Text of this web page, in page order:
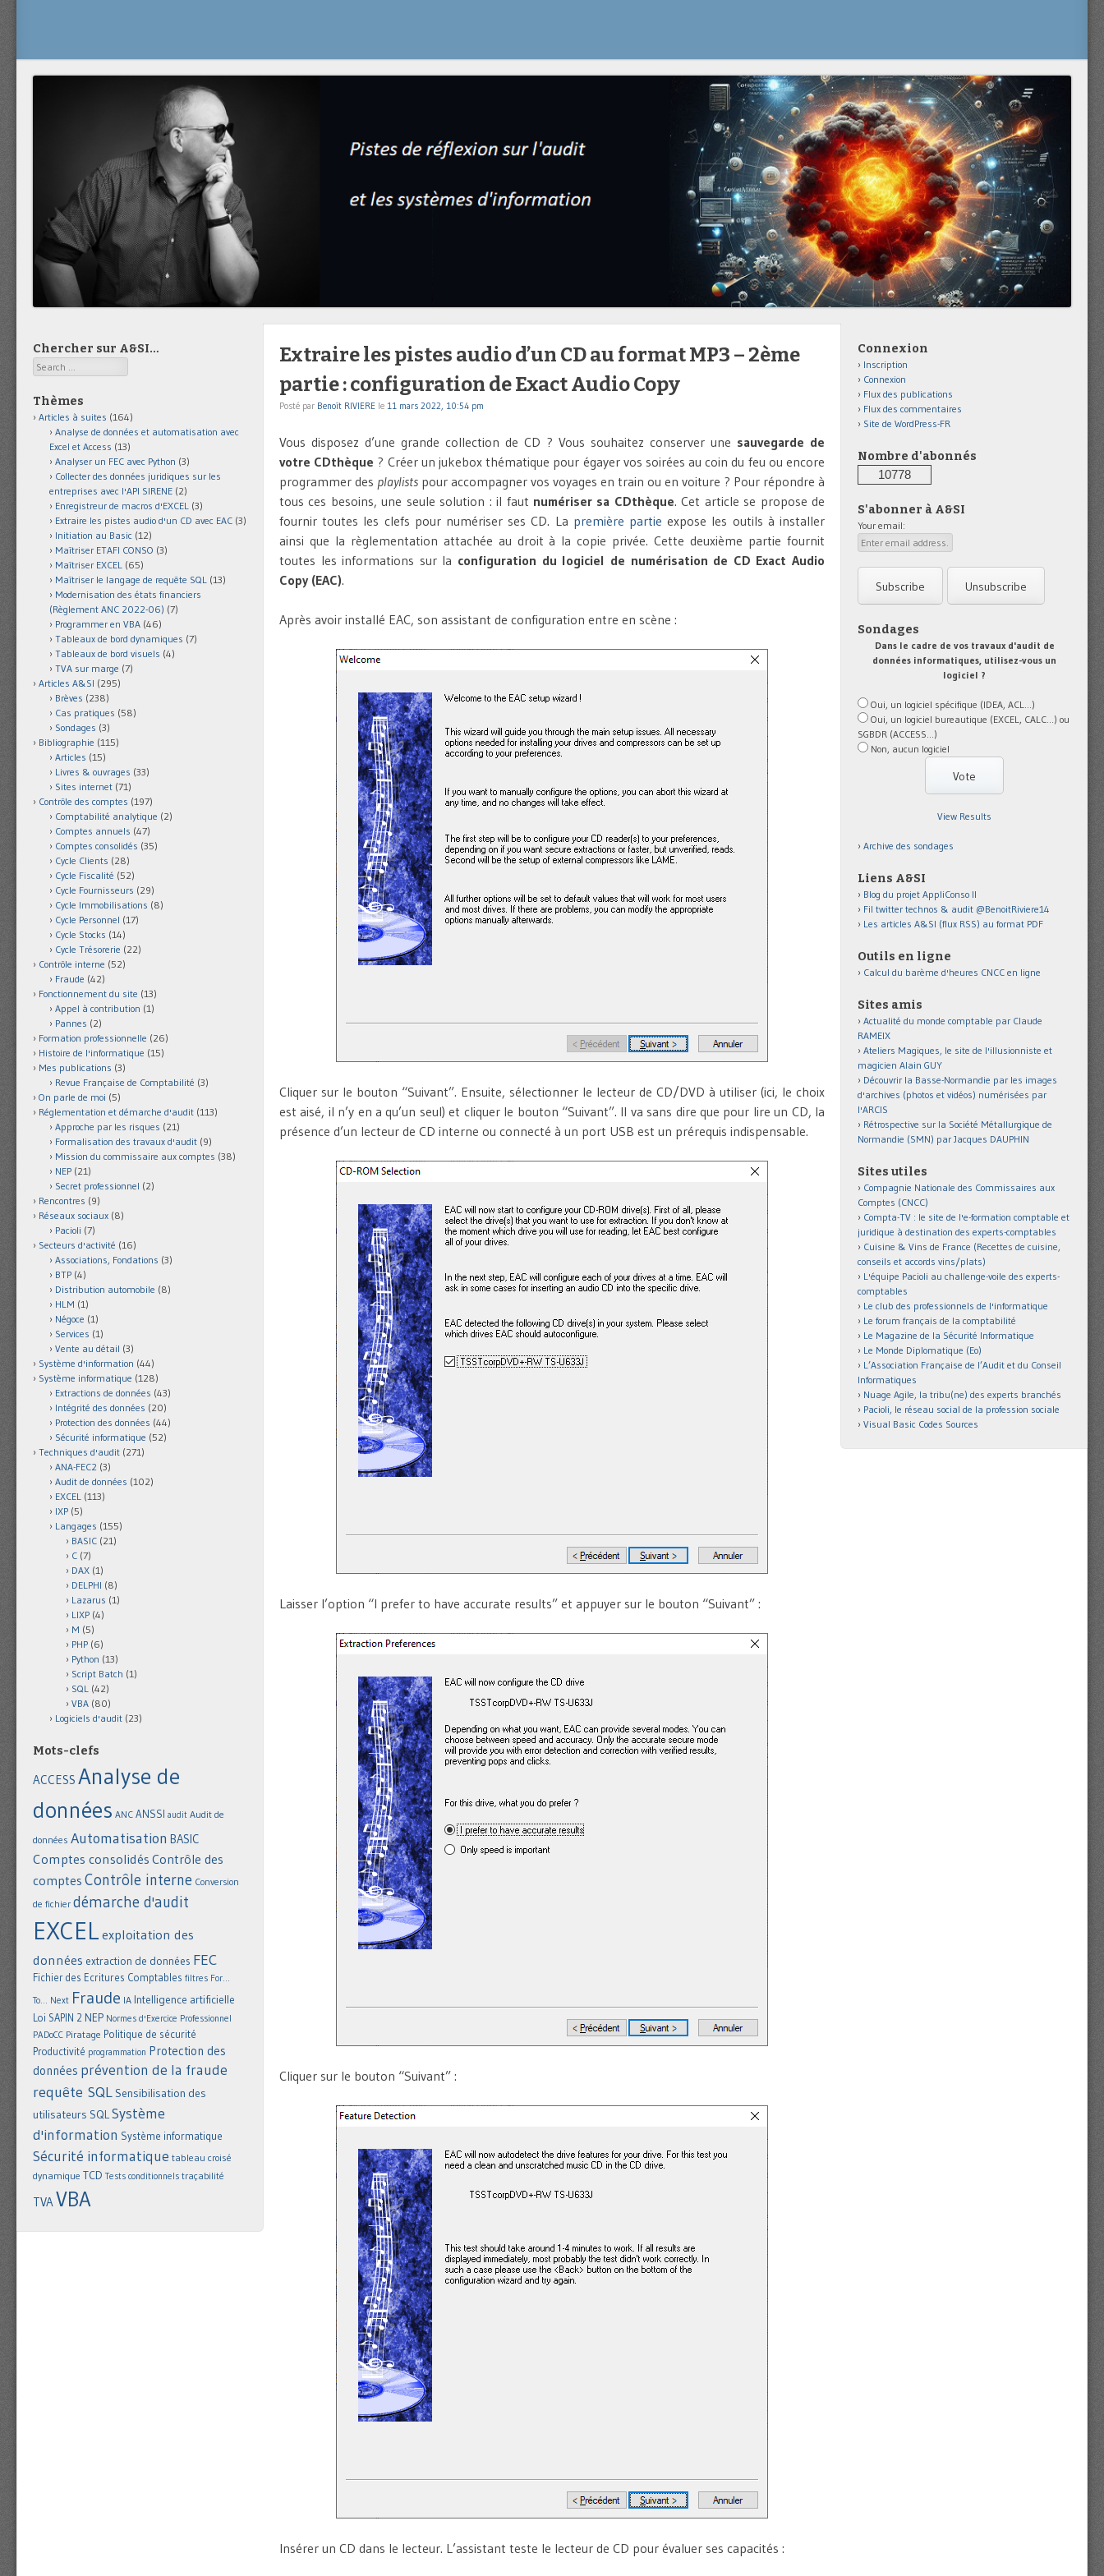
Extraire les pistes audio d’un CD au format MP3 – 2ème
partie : configuration de Exact Audio Copy
Posté par Benoît RIVIERE le 11 mars 2022, 10:54 pm
Vous disposez d’une grande collection de CD ? Vous souhaitez conserver une sauvegarde de
votre CDthèque ? Créer un jukebox thématique pour égayer vos soirées au coin du feu ou encore
programmer des playlists pour accompagner vos voyages en train ou en voiture ? Pour répondre à
tous ces besoins, une seule solution : il faut numériser sa CDthèque. Cet article se propose de
fournir toutes les clefs pour numériser ses CD. La première partie expose les outils à installer
ainsi que la règlementation attachée au droit à la copie privée. Cette deuxième partie fournit
toutes les informations sur la configuration du logiciel de numérisation de CD Exact Audio
Copy (EAC).
Après avoir installé EAC, son assistant de configuration entre en scène :
Cliquer sur le bouton “Suivant”. Ensuite, sélectionner le lecteur de CD/DVD à utiliser (ici, le choix
est aisé, il n’y en a qu’un seul) et cliquer le bouton “Suivant”. Il va sans dire que pour lire un CD, la
présence d’un lecteur de CD interne ou connecté à un port USB est un prérequis indispensable.
Laisser l’option “I prefer to have accurate results” et appuyer sur le bouton “Suivant” :
Cliquer sur le bouton “Suivant” :
Insérer un CD dans le lecteur. L’assistant teste le lecteur de CD pour évaluer ses capacités :
Chercher sur A&SI…
Search
Thèmes
Articles à suites (164)
Analyse de données et automatisation avec
Excel et Access (13)
Analyser un FEC avec Python (3)
Collecter des données juridiques sur les
entreprises avec l'API SIRENE (2)
Enregistreur de macros d'EXCEL (3)
Extraire les pistes audio d'un CD avec EAC (3)
Initiation au Basic (12)
Maîtriser ETAFI CONSO (3)
Maîtriser EXCEL (65)
Maîtriser le langage de requête SQL (13)
Modernisation des états financiers
(Règlement ANC 2022-06) (7)
Programmer en VBA (46)
Tableaux de bord dynamiques (7)
Tableaux de bord visuels (4)
TVA sur marge (7)
Articles A&SI (295)
Brèves (238)
Cas pratiques (58)
Sondages (3)
Bibliographie (115)
Articles (15)
Livres & ouvrages (33)
Sites internet (71)
Contrôle des comptes (197)
Comptabilité analytique (2)
Comptes annuels (47)
Comptes consolidés (35)
Cycle Clients (28)
Cycle Fiscalité (52)
Cycle Fournisseurs (29)
Cycle Immobilisations (8)
Cycle Personnel (17)
Cycle Stocks (14)
Cycle Trésorerie (22)
Contrôle interne (52)
Fraude (42)
Fonctionnement du site (13)
Appel à contribution (1)
Pannes (2)
Formation professionnelle (26)
Histoire de l'informatique (15)
Mes publications (3)
Revue Française de Comptabilité (3)
On parle de moi (5)
Réglementation et démarche d'audit (113)
Approche par les risques (21)
Formalisation des travaux d'audit (9)
Mission du commissaire aux comptes (38)
NEP (21)
Secret professionnel (2)
Rencontres (9)
Réseaux sociaux (8)
Pacioli (7)
Secteurs d'activité (16)
Associations, Fondations (3)
BTP (4)
Distribution automobile (8)
HLM (1)
Négoce (1)
Services (1)
Vente au détail (3)
Système d'information (44)
Système informatique (128)
Extractions de données (43)
Intégrité des données (20)
Protection des données (44)
Sécurité informatique (52)
Techniques d'audit (271)
ANA-FEC2 (3)
Audit de données (102)
EXCEL (113)
IXP (5)
Langages (155)
BASIC (21)
C (7)
DAX (1)
DELPHI (8)
Lazarus (1)
LIXP (4)
M (5)
PHP (6)
Python (13)
Script Batch (1)
SQL (42)
VBA (80)
Logiciels d'audit (23)
Mots-clefs
ACCESS Analyse de
données ANC ANSSI audit Audit de
données Automatisation BASIC
Comptes consolidés Contrôle des
comptes Contrôle interne Conversion
de fichier démarche d'audit
EXCEL exploitation des
données extraction de données FEC
Fichier des Ecritures Comptables filtres For...
To... Next Fraude IA Intelligence artificielle
Loi SAPIN 2 NEP Normes d'Exercice Professionnel
PADoCC Piratage Politique de sécurité
Productivité programmation Protection des
données prévention de la fraude
requête SQL Sensibilisation des
utilisateurs SQLSystème
d'information Système informatique
Sécurité informatique tableau croisé
dynamique TCD Tests conditionnels traçabilité
TVAVBA
Connexion
Inscription
Connexion
Flux des publications
Flux des commentaires
Site de WordPress-FR
Nombre d'abonnés
10778
S'abonner à A&SI
Your email:
Sondages
Dans le cadre de vos travaux d'audit de
données informatiques, utilisez-vous un
logiciel ?
Oui, un logiciel spécifique (IDEA, ACL...)
Oui, un logiciel bureautique (EXCEL, CALC...) ou
SGBDR (ACCESS...)
Non, aucun logiciel
View Results
Archive des sondages
Liens A&SI
Blog du projet AppliConso II
Fil twitter technos & audit @BenoitRiviere14
Les articles A&SI (flux RSS) au format PDF
Outils en ligne
Calcul du barème d'heures CNCC en ligne
Sites amis
Actualité du monde comptable par Claude
RAMEIX
Ateliers Magiques, le site de l'illusionniste et
magicien Alain GUY
Découvrir la Basse-Normandie par les images
d'archives (photos et vidéos) numérisées par
l'ARCIS
Rétrospective sur la Société Métallurgique de
Normandie (SMN) par Jacques DAUPHIN
Sites utiles
Compagnie Nationale des Commissaires aux
Comptes (CNCC)
Compta-TV : le site de l'e-formation comptable et
juridique à destination des experts-comptables
Cuisine & Vins de France (Recettes de cuisine,
conseils et accords vins/plats)
L'équipe Pacioli au challenge-voile des experts-
comptables
Le club des professionnels de l'informatique
Le forum français de la comptabilité
Le Magazine de la Sécurité Informatique
Le Monde Diplomatique (Eo)
L’Association Française de l’Audit et du Conseil
Informatiques
Nuage Agile, la tribu(ne) des experts branchés
Pacioli, le réseau social de la profession sociale
Visual Basic Codes Sources